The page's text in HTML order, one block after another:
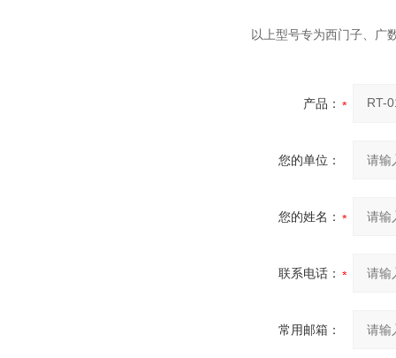
以上型号专为西门子、广
产品：
您的单位：
您的姓名：
联系电话：
常用邮箱：